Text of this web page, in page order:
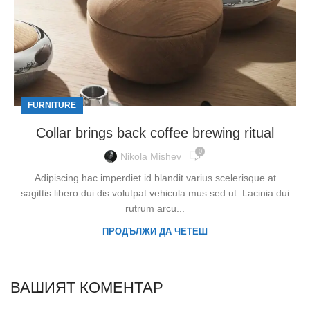
FURNITURE
Collar brings back coffee brewing ritual
Nikola Mishev 0
Adipiscing hac imperdiet id blandit varius scelerisque at
sagittis libero dui dis volutpat vehicula mus sed ut. Lacinia dui
rutrum arcu...
ПРОДЪЛЖИ ДА ЧЕТЕШ
ВАШИЯТ КОМЕНТАР